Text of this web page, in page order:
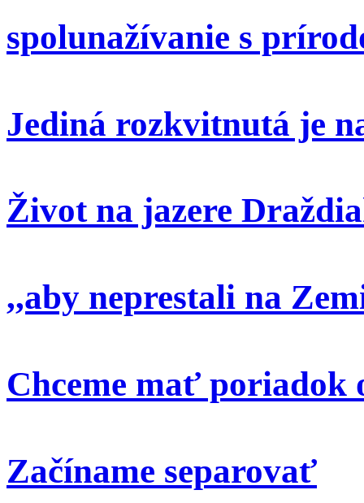
spolunažívanie s
Jediná rozkvitnutá je
Život na jazere
,,aby neprestali na
Chceme mať poriadok
Začíname separovať